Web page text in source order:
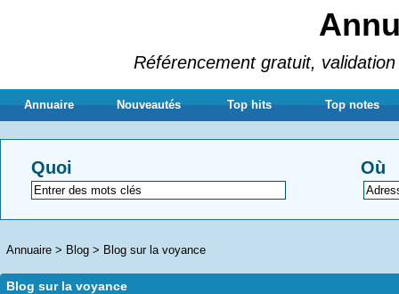
Référencement gratuit,
Annuaire Nouveautés Top hits Top notes
Quoi Où
Annuaire > Blog > Blog sur la voyance
Blog sur la voyance